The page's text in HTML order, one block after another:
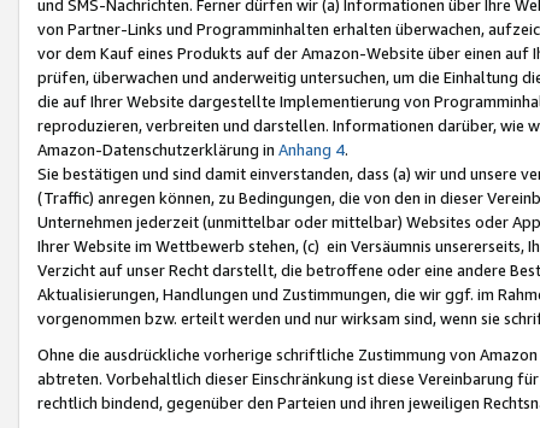
und SMS-Nachrichten. Ferner dürfen wir (a) Informationen über Ihre
von Partner-Links und Programminhalten erhalten überwachen,
vor dem Kauf eines Produkts auf der Amazon-Website über einen
prüfen, überwachen und anderweitig untersuchen, um die Einhaltung
die auf Ihrer Website dargestellte Implementierung von
reproduzieren, verbreiten und darstellen. Informationen darüber, wie
Amazon-Datenschutzerklärung in Anhang 4.
Sie bestätigen und sind damit einverstanden, dass (a) wir und
(Traffic) anregen können, zu Bedingungen, die von den in dieser
Unternehmen jederzeit (unmittelbar oder mittelbar) Websites oder
Ihrer Website im Wettbewerb stehen, (c) ein Versäumnis unsererseits,
Verzicht auf unser Recht darstellt, die betroffene oder eine andere
Aktualisierungen, Handlungen und Zustimmungen, die wir ggf. im
vorgenommen bzw. erteilt werden und nur wirksam sind, wenn sie
Ohne die ausdrückliche vorherige schriftliche Zustimmung von
abtreten. Vorbehaltlich dieser Einschränkung ist diese Vereinbarung
rechtlich bindend, gegenüber den Parteien und ihren jeweiligen